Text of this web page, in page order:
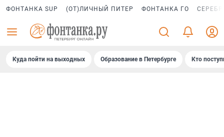
ФОНТАНКА SUP (ОТ)ЛИЧНЫЙ ПИТЕР ФОНТАНКА ГО
Куда пойти на выходных Образование в Петербурге Кто